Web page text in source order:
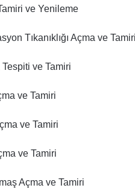
ve Yenileme
Tıkanıklığı Açma ve Tamiri
ve Tamiri
ve Tamiri
ve Tamiri
ve Tamiri
Açma ve Tamiri